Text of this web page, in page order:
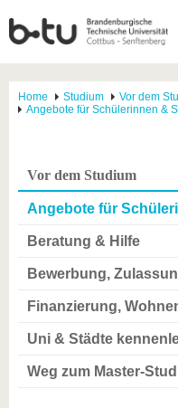
Home Studium
Vor dem
Angebote für Schülerinnen &
Vor dem Studium
Angebote für
Beratung & Hilfe
Bewerbung,
Finanzierung,
Uni & Städte
Weg zum Master-